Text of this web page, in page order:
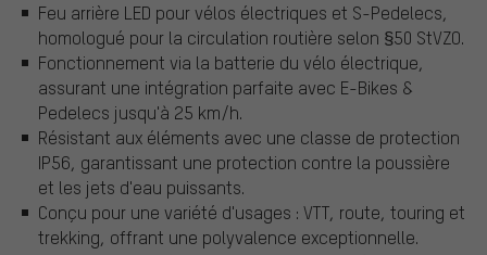
Feu arrière LED pour vélos électriques et S-Pedelecs,
homologué pour la circulation routière selon §50 StVZO.
Fonctionnement via la batterie du vélo électrique,
assurant une intégration parfaite avec E-Bikes &
Pedelecs jusqu'à 25 km/h.
Résistant aux éléments avec une classe de protection
IP56, garantissant une protection contre la poussière
et les jets d'eau puissants.
Conçu pour une variété d'usages : VTT, route, touring et
trekking, offrant une polyvalence exceptionnelle.